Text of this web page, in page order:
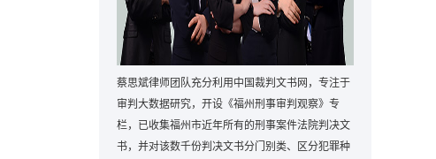
蔡思斌律师团队充分利用中国裁判文书网，专注于
审判大数据研究，开设《福州刑事审判观察》专
栏，已收集福州市近年所有的刑事案件法院判决文
书，并对该数千份判决文书分门别类、区分犯罪种